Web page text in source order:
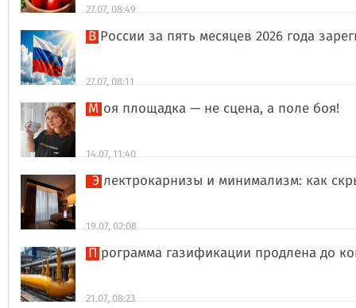
27.07, 08:49
В России за пять месяцев 2026 года
27.07, 08:11
Моя площадка — не сцена, а поле боя!
14.07, 11:40
Электрокарнизы и минимализм: как
19.07, 02:08
Программа газификации продлена до
21.07, 08:23